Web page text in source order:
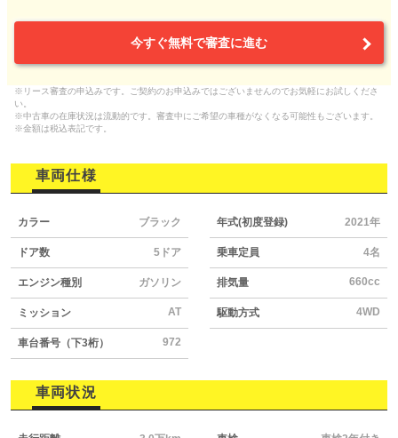
今すぐ無料で審査に進む
※リース審査の申込みです。ご契約のお申込みではございませんのでお気軽にお試しくださ
い。
※中古車の在庫状況は流動的です。審査中にご希望の車種がなくなる可能性もございます。
※金額は税込表記です。
車両仕様
カラー ブラック 年式(初度登録) 2021年
ドア数 5ドア 乗車定員 4名
エンジン種別 ガソリン 排気量 660cc
ミッション AT 駆動方式 4WD
車台番号（下3桁） 972
車両状況